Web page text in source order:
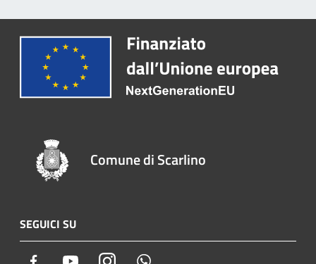
Comune di Scarlino
SEGUICI SU
Facebook YoutubeInstagram